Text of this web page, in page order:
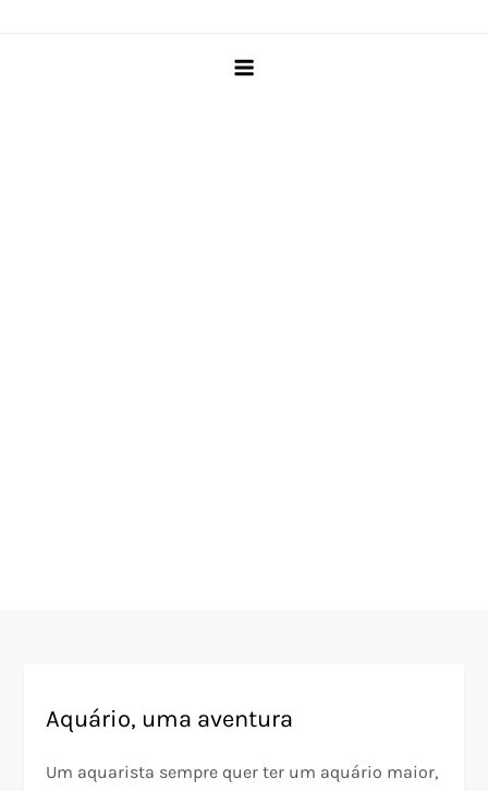
Aquário, uma aventura
Um aquarista sempre quer ter um aquário maior,